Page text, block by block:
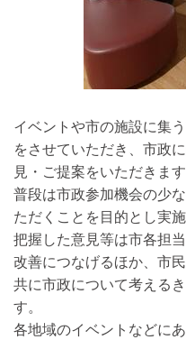
イベントや市の施設に集
をさせていただき、市政
見・ご提案をいただきます
普段は市政参加機会の少
ただくことを目的とし実施
把握した意見等は市各担
改善につなげるほか、市
共に市政について考える
す。
各地域のイベントなどに